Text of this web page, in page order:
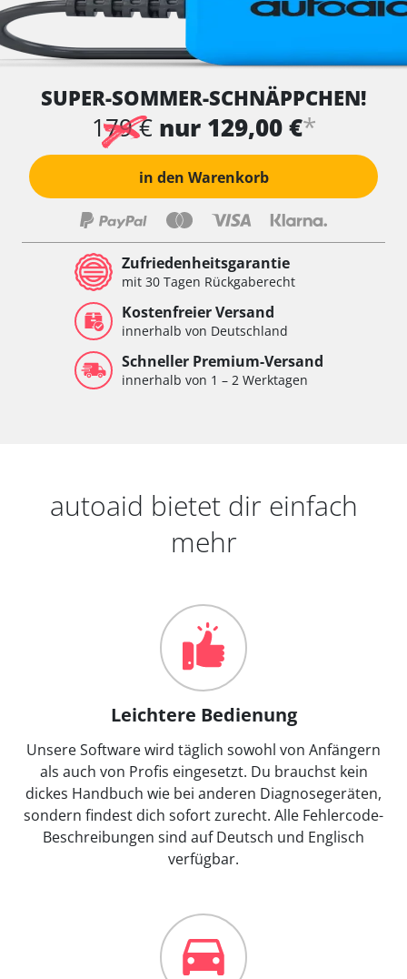
SUPER-SOMMER-SCHNÄPPCHEN!
179 € nur 129,00 €*
in den Warenkorb
Zufriedenheitsgarantie
mit 30 Tagen Rückgaberecht
Kostenfreier Versand
innerhalb von Deutschland
Schneller Premium-Versand
innerhalb von 1 – 2 Werktagen
autoaid bietet dir einfach
mehr
Leichtere Bedienung
Unsere Software wird täglich sowohl von Anfängern
als auch von Profis eingesetzt. Du brauchst kein
dickes Handbuch wie bei anderen Diagnosegeräten,
sondern findest dich sofort zurecht. Alle Fehlercode-
Beschreibungen sind auf Deutsch und Englisch
verfügbar.